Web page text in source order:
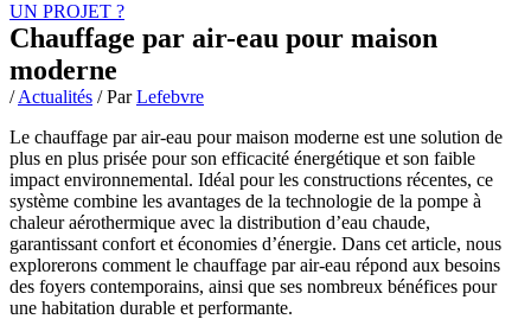
UN PROJET ?
Chauffage par air-eau pour maison
moderne
/Actualités / ParLefebvre
Le chauffage par air-eau pour maison moderne est une solution de
plus en plus prisée pour son efficacité énergétique et son faible
impact environnemental. Idéal pour les constructions récentes, ce
système combine les avantages de la technologie de la pompe à
chaleur aérothermique avec la distribution d’eau chaude,
garantissant confort et économies d’énergie. Dans cet article, nous
explorerons comment le chauffage par air-eau répond aux besoins
des foyers contemporains, ainsi que ses nombreux bénéfices pour
une habitation durable et performante.